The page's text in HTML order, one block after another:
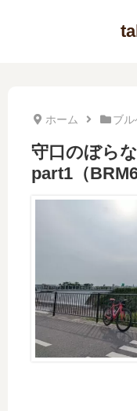
ホーム ブル
守口のぼら
part1（